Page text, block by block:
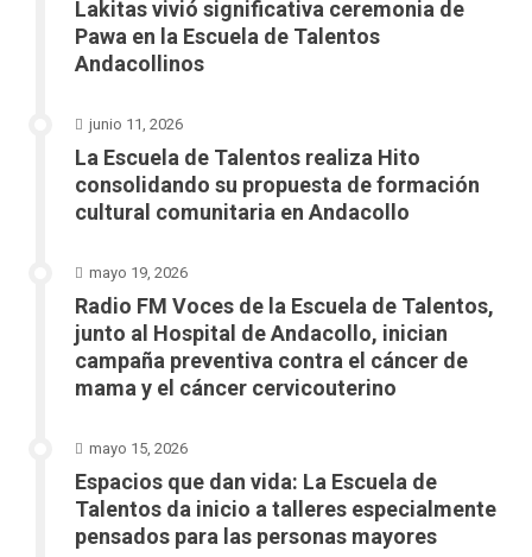
Lakitas vivió significativa ceremonia de
Pawa en la Escuela de Talentos
Andacollinos
junio 11, 2026
La Escuela de Talentos realiza Hito
consolidando su propuesta de formación
cultural comunitaria en Andacollo
mayo 19, 2026
Radio FM Voces de la Escuela de Talentos,
junto al Hospital de Andacollo, inician
campaña preventiva contra el cáncer de
mama y el cáncer cervicouterino
mayo 15, 2026
Espacios que dan vida: La Escuela de
Talentos da inicio a talleres especialmente
pensados para las personas mayores